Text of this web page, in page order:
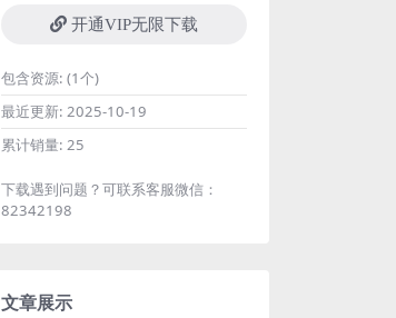
开通VIP无限下载
包含资源: (1个)
最近更新: 2025-10-19
累计销量: 25
下载遇到问题？可联系客服微信：
82342198
文章展示